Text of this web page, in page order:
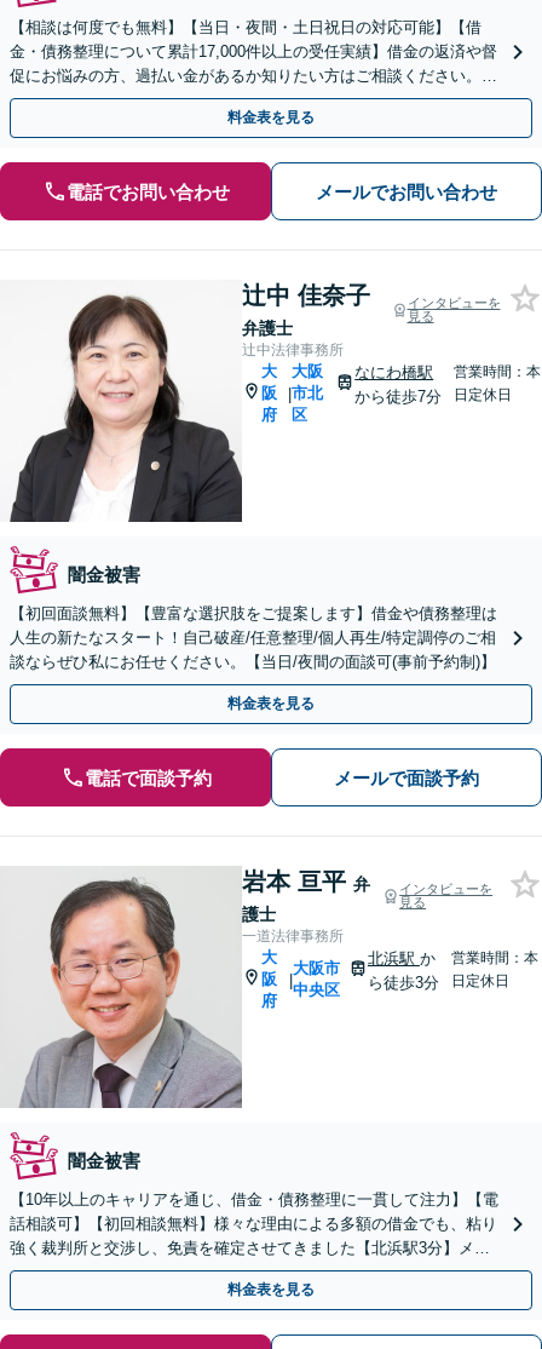
【相談は何度でも無料】【当日・夜間・土日祝日の対応可能】【借
金・債務整理について累計17,000件以上の受任実績】借金の返済や督
促にお悩みの方、過払い金があるか知りたい方はご相談ください。ベ
ストな解決策を提案いたします。
料金表を見る
電話でお問い合わせ メールでお問い合わせ
辻中 佳奈子
弁護士
インタビューを
見る
辻中法律事務所
大
阪
府
|
大阪
市北
区
なにわ橋駅
から徒歩7分
営業時間：本
日定休日
闇金被害
【初回面談無料】【豊富な選択肢をご提案します】借金や債務整理は
人生の新たなスタート！自己破産/任意整理/個人再生/特定調停のご相
談ならぜひ私にお任せください。【当日/夜間の面談可(事前予約制)】
料金表を見る
電話で面談予約 メールで面談予約
岩本 亘平 弁
護士
インタビューを
見る
一道法律事務所
大
阪
府
|
大阪市
中央区
北浜駅 か
ら徒歩3分
営業時間：本
日定休日
闇金被害
【10年以上のキャリアを通じ、借金・債務整理に一貫して注力】【電
話相談可】【初回相談無料】様々な理由による多額の借金でも、粘り
強く裁判所と交渉し、免責を確定させてきました【北浜駅3分】メリ
ットやデメリットを分かりやすく説明
料金表を見る